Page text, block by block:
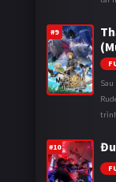
#9
#10